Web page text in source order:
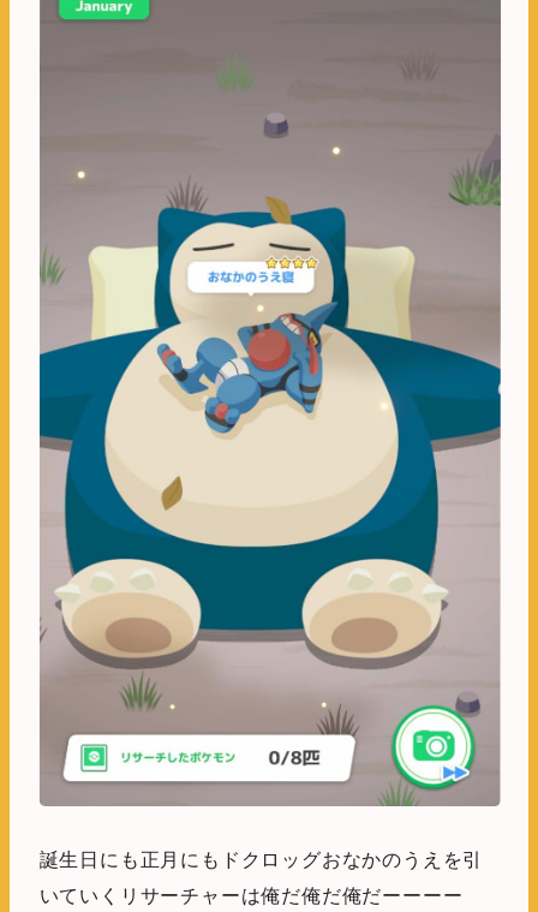
誕生日にも正月にもドクロッグおなかのうえを引
いていくリサーチャーは俺だ俺だ俺だーーーー